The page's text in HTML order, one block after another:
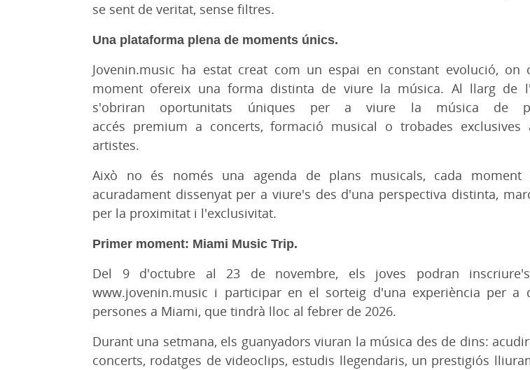
se sent de veritat, sense filtres.
Una plataforma plena de moments únics.
Jovenin.music ha estat creat com un espai en constant evolució, on
moment ofereix una forma distinta de viure la música. Al llarg de
s'obriran oportunitats úniques per a viure la música de
accés premium a concerts, formació musical o trobades exclusives
artistes.
Això no és només una agenda de plans musicals, cada moment
acuradament dissenyat per a viure's des d'una perspectiva distinta,
per la proximitat i l'exclusivitat.
Primer moment: Miami Music Trip.
Del 9 d'octubre al 23 de novembre, els joves podran
www.jovenin.music i participar en el sorteig d'una experiència per a
persones a Miami, que tindrà lloc al febrer de 2026.
Durant una setmana, els guanyadors viuran la música des de dins:
concerts, rodatges de videoclips, estudis llegendaris, un prestigiós